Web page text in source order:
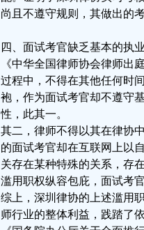
尚且不遵守规则，其做出的
四、面试考官缺乏基本的执
《中华全国律师协会律师出
过程中，不得在其他任何时
袍，作为面试考官却不遵守
性，此其一。
其二，律师不得以其在律协
的面试考官却在互联网上以
关存在某种特殊的关系，存
滥用职权纵容包庇，面试考
综上，深圳律协的上述滥用
师行业的整体利益，践踏了